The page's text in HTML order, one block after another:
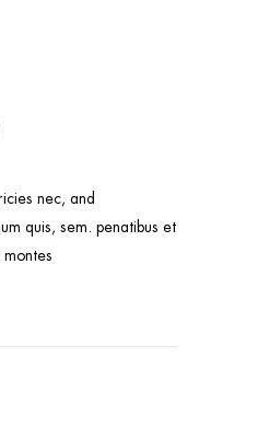
nec, and
quis, sem. penatibus et